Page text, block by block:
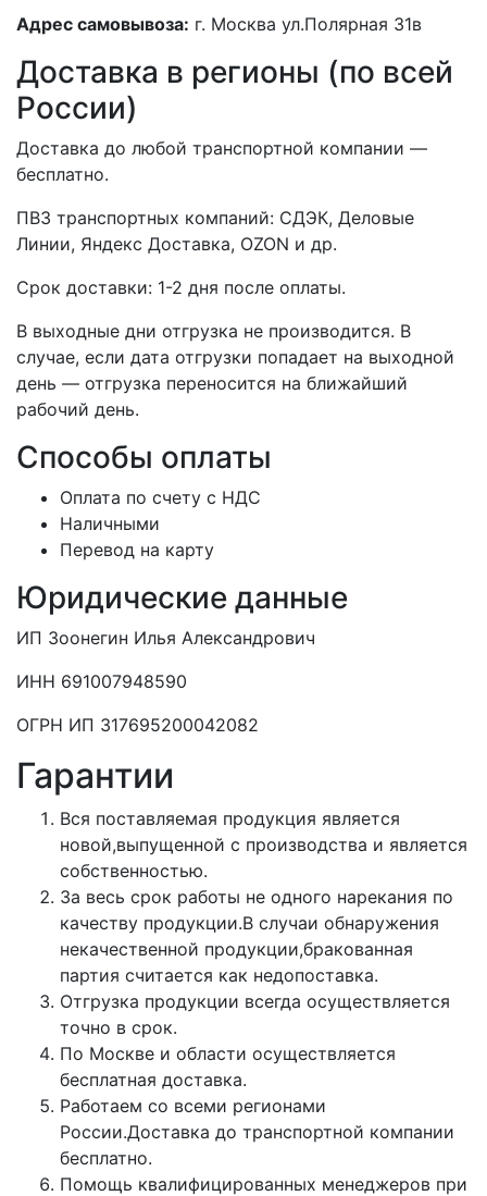
Адрес самовывоза: г. Москва ул.Полярная 31в
Доставка в регионы (по всей
России)
Доставка до любой транспортной компании —
бесплатно.
ПВЗ транспортных компаний: СДЭК, Деловые
Линии, Яндекс Доставка, OZON и др.
Срок доставки: 1-2 дня после оплаты.
В выходные дни отгрузка не производится. В
случае, если дата отгрузки попадает на выходной
день — отгрузка переносится на ближайший
рабочий день.
Способы оплаты
Оплата по счету с НДС
Наличными
Перевод на карту
Юридические данные
ИП Зоонегин Илья Александрович
ИНН 691007948590
ОГРН ИП 317695200042082
Гарантии
Вся поставляемая продукция является
новой,выпущенной с производства и является
собственностью.
За весь срок работы не одного нарекания по
качеству продукции.В случаи обнаружения
некачественной продукции,бракованная
партия считается как недопоставка.
Отгрузка продукции всегда осуществляется
точно в срок.
По Москве и области осуществляется
бесплатная доставка.
Работаем со всеми регионами
России.Доставка до транспортной компании
бесплатно.
Помощь квалифицированных менеджеров при